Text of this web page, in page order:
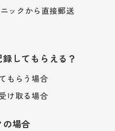
ックから直接郵送
録してもらえる？
もらう場合
け取る場合
の場合